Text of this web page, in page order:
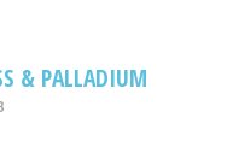
& PALLADIUM